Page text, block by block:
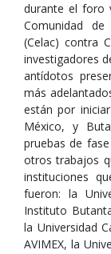
durante el foro
Comunidad
(Celac) contra
investigadores
antídotos
más
están por
México, y
pruebas de
otros trabajos
instituciones
fueron: la
Instituto
la Universidad
AVIMEX, la